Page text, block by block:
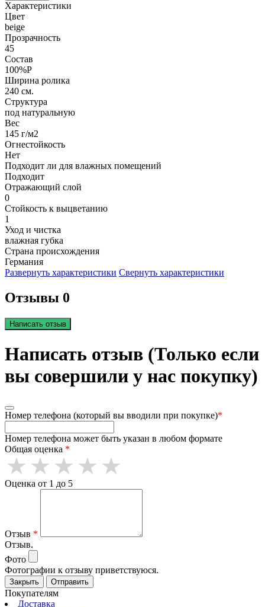
Характеристики
Цвет
beige
Прозрачность
45
Состав
100%P
Ширина ролика
240 см.
Структура
под натуральную
Вес
145 г/м2
Огнестойкость
Нет
Подходит ли для влажных помещений
Подходит
Отражающий слой
0
Стойкость к выцветанию
1
Уход и чистка
влажная губка
Страна происхождения
Германия
Развернуть характеристики Свернуть характеристики
Отзывы 0
Написать отзыв
Написать отзыв (Только если
вы совершили у нас покупку)
Номер телефона (который вы вводили при покупке)*
Номер телефона может быть указан в любом формате
Общая оценка *
Оценка от 1 до 5
Отзыв *
Отзыв.
Фото
Фотографии к отзыву приветствуюся.
Закрыть Отправить
Покупателям
Доставка